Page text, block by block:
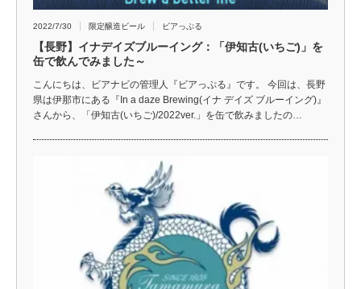
2022/7/30 限定醸造ビール ビアっぷる
【長野】イナデイズブルーイング：「伊知古(いちご)」を
缶で飲んでみました～
こんにちは、ビアナビの管理人『ビアっぷる』です。 今回は、長野
県は伊那市にある『In a daze Brewing(イナ デイズ ブルーイング)』
さんから、「伊知古(いちご)/2022ver.」を缶で飲みましたの…